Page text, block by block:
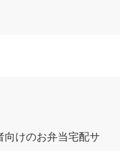
向けのお弁当宅配サ